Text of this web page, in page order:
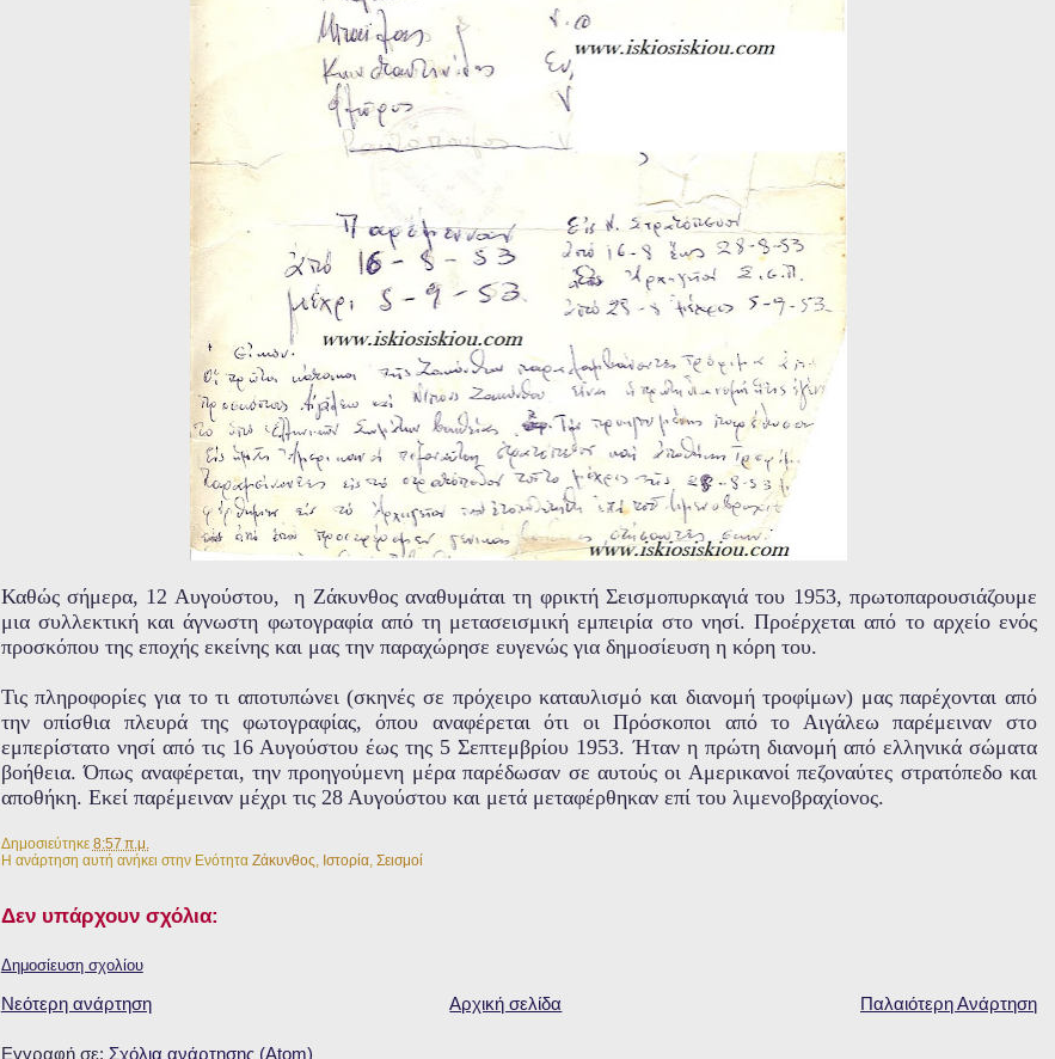
Καθώς σήμερα, 12 Αυγούστου, η Ζάκυνθος αναθυμάται τη φρικτή Σεισμοπυρκαγιά του 1953, πρωτοπαρουσιάζουμε
μια συλλεκτική και άγνωστη φωτογραφία από τη μετασεισμική εμπειρία στο νησί. Προέρχεται από το αρχείο ενός
προσκόπου της εποχής εκείνης και μας την παραχώρησε ευγενώς για δημοσίευση η κόρη του.
Τις πληροφορίες για το τι αποτυπώνει (σκηνές σε πρόχειρο καταυλισμό και διανομή τροφίμων) μας παρέχονται από
την οπίσθια πλευρά της φωτογραφίας, όπου αναφέρεται ότι οι Πρόσκοποι από το Αιγάλεω παρέμειναν στο
εμπερίστατο νησί από τις 16 Αυγούστου έως της 5 Σεπτεμβρίου 1953. Ήταν η πρώτη διανομή από ελληνικά σώματα
βοήθεια. Όπως αναφέρεται, την προηγούμενη μέρα παρέδωσαν σε αυτούς οι Αμερικανοί πεζοναύτες στρατόπεδο και
αποθήκη. Εκεί παρέμειναν μέχρι τις 28 Αυγούστου και μετά μεταφέρθηκαν επί του λιμενοβραχίονος.
Δημοσιεύτηκε 8:57 π.μ.
Η ανάρτηση αυτή ανήκει στην Ενότητα Ζάκυνθος Ιστορία, Σεισμοί
Δεν υπάρχουν σχόλια:
Δημοσίευση σχολίου
Νεότερη ανάρτηση Παλαιότερη Ανάρτηση
Αρχική σελίδα
Εγγραφή σε: Σχόλια ανάρτησης (Atom)